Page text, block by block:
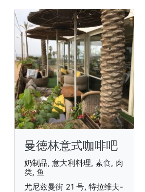
曼德林意式咖啡吧
奶制品, 意大利料理, 素食, 肉
类, 鱼
尤尼兹曼街 21 号, 特拉维夫-